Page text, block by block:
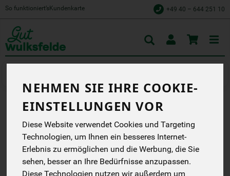
NEHMEN SIE IHRE COOKIE-
EINSTELLUNGEN VOR
Diese Website verwendet Cookies und Targeting
Technologien, um Ihnen ein besseres Internet-
Erlebnis zu ermöglichen und die Werbung, die Sie
sehen, besser an Ihre Bedürfnisse anzupassen.
Diese Technologien nutzen wir außerdem um
So funktioniert’s Kundenkarte +49 40 – 644 251 10
MIT SPECKERSATZ
Veganes Rührei mit Speck
Ersatz 100% Natürlich.
Toggle
cart